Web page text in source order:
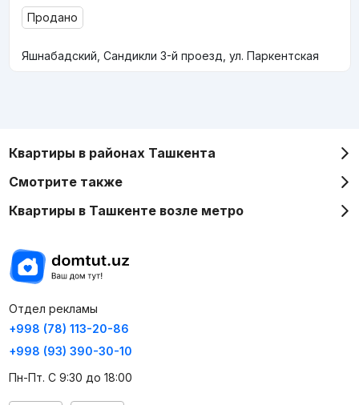
Продано
Яшнабадский, Сандикли 3-й проезд, ул. Паркентская
Квартиры в районах Ташкента
Смотрите также
Квартиры в Ташкенте возле метро
Отдел рекламы
+998 (78) 113-20-86
+998 (93) 390-30-10
Пн-Пт. С 9:30 до 18:00